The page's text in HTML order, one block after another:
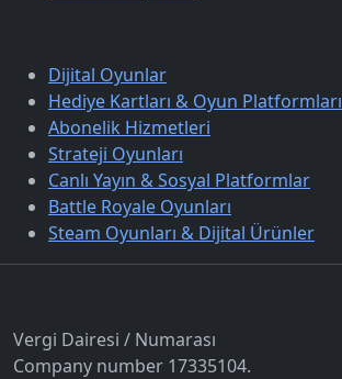
Dijital Oyunlar
Hediye Kartları & Oyun Platformları
Abonelik Hizmetleri
Strateji Oyunları
Canlı Yayın & Sosyal Platformlar
Battle Royale Oyunları
Steam Oyunları & Dijital Ürünler
Vergi Dairesi / Numarası
Company number 17335104.